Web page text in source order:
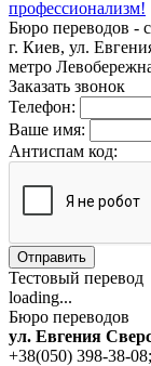
Бюро переводов -
г. Киев, ул.
метро
Заказать звонок
Телефон:
Ваше имя:
Антиспам код:
Отправить
Тестовый перевод
loading...
Бюро переводов
ул. Евгения
+38(050) 398-38-